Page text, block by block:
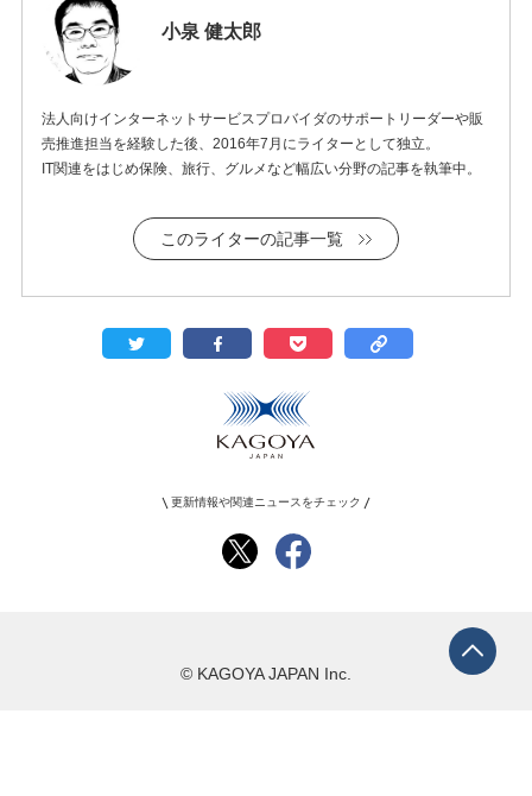
小泉 健太郎
法人向けインターネットサービスプロバイダのサポートリーダーや販
売推進担当を経験した後、2016年7月にライターとして独立。
IT関連をはじめ保険、旅行、グルメなど幅広い分野の記事を執筆中。
このライターの記事一覧
更新情報や関連ニュースをチェック
© KAGOYA JAPAN Inc.